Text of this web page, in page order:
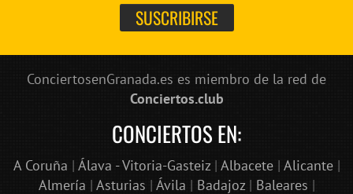
ConciertosenGranada.es es miembro de la red de
Conciertos.club
CONCIERTOS EN:
A Coruña | Álava - Vitoria-Gasteiz| Albacete| Alicante|
Almería | Asturias | Ávila | Badajoz| Baleares |